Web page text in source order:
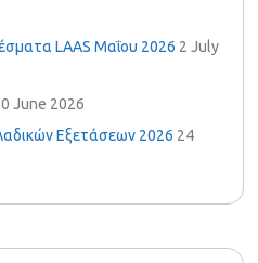
LAAS Μαΐου 2026 2 July
June 2026
Εξετάσεων 2026 24